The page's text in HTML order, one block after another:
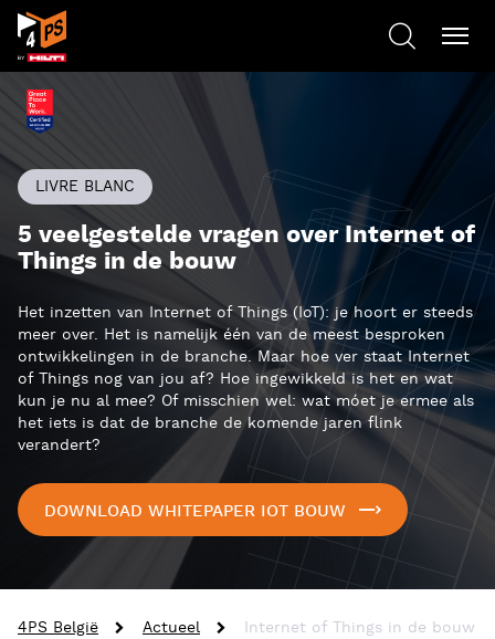
LIVRE BLANC
5 veelgestelde vragen over Internet of
Things in de bouw
Het inzetten van Internet of Things (IoT): je hoort er steeds
meer over. Het is namelijk één van de meest besproken
ontwikkelingen in de branche. Maar hoe ver staat Internet
of Things nog van jou af? Hoe ingewikkeld is het en wat
kun je nu al mee? Of misschien wel: wat móet je ermee als
het iets is dat de branche de komende jaren flink
verandert?
DOWNLOAD WHITEPAPER IOT BOUW
4PS België Actueel Internet of Things in de bouw